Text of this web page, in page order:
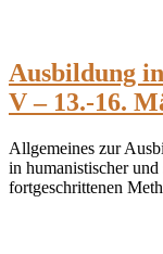
Ausbildung
V – 13.-16.
Allgemeines zur
in humanistischer
fortgeschrittenen